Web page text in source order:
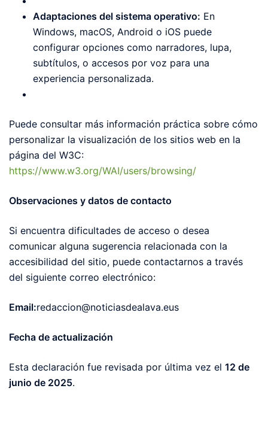
Adaptaciones del sistema operativo: En
Windows, macOS, Android o iOS puede
configurar opciones como narradores, lupa,
subtítulos, o accesos por voz para una
experiencia personalizada.
Puede consultar más información práctica sobre cómo
personalizar la visualización de los sitios web en la
página del W3C:
https://www.w3.org/WAI/users/browsing/
Observaciones y datos de contacto
Si encuentra dificultades de acceso o desea
comunicar alguna sugerencia relacionada con la
accesibilidad del sitio, puede contactarnos a través
del siguiente correo electrónico:
Email:redaccion@noticiasdealava.eus
Fecha de actualización
Esta declaración fue revisada por última vez el 12 de
junio de 2025.